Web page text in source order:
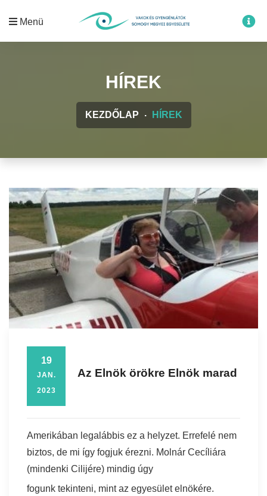
Menü
HÍREK
KEZDŐLAP HÍREK
19
JAN.
2023
Az Elnök örökre Elnök marad
Amerikában legalábbis ez a helyzet. Errefelé nem
biztos, de mi így fogjuk érezni. Molnár Cecíliára
(mindenki Cilijére) mindig úgy
fogunk tekinteni, mint az egyesület elnökére.